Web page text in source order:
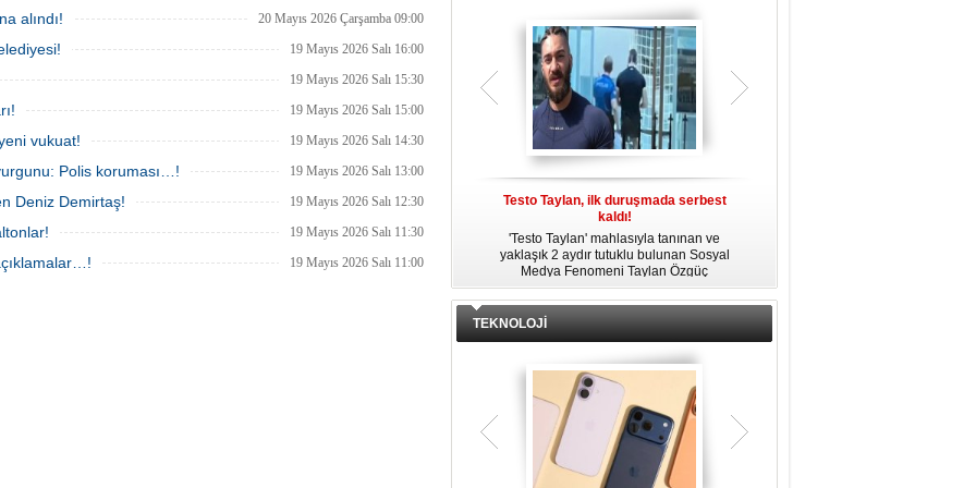
gözaltına alındı.
yaşayan bir kişinin mezarı açılarak DNA
alındı! 20 Mayıs 2026 Çarşamba 09:00
19 Mayıs 2026 Salı 16:00
19 Mayıs 2026 Salı 15:30
19 Mayıs 2026 Salı 15:00
vukuat! 19 Mayıs 2026 Salı 14:30
Polis koruması…! 19 Mayıs 2026 Salı 13:00
Deniz Demirtaş! 19 Mayıs 2026 Salı 12:30
19 Mayıs 2026 Salı 11:30
19 Mayıs 2026 Salı 11:00
Testo Taylan, ilk duruşmada serbest
kaldı!
'Testo Taylan' mahlasıyla tanınan ve
yaklaşık 2 aydır tutuklu bulunan Sosyal
Medya Fenomeni Taylan Özgüç
Danyıldız, çıktığı ilk duruşmada serbest
bırakıldı.
Güney, 'Ev Hapsi' şartıyla serbest
TEKNOLOJİ